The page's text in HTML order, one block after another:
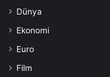
Dünya
Ekonomi
Euro
Film